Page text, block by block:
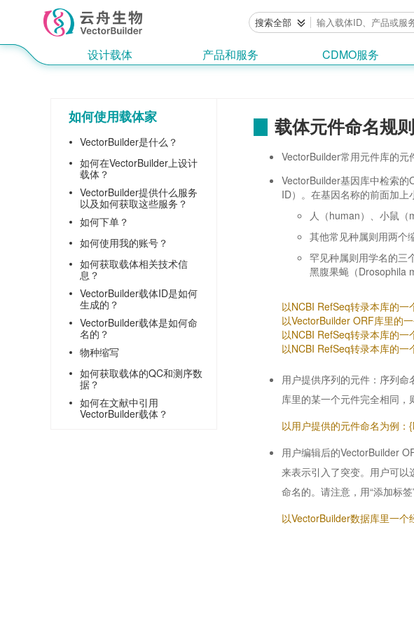
搜索全部
设计载体 产品和服务 CDMO服务
如何使用载体家
VectorBuilder是什么？
如何在VectorBuilder上设计
载体？
VectorBuilder提供什么服务
以及如何获取这些服务？
如何下单？
如何使用我的账号？
如何获取载体相关技术信
息？
VectorBuilder载体ID是如何
生成的？
VectorBuilder载体是如何命
名的？
物种缩写
如何获取载体的QC和测序数
据？
如何在文献中引用
VectorBuilder载体？
载体元件命名规
VectorBuilder常用元件库的
VectorBuilder基因库中检索
ID）。在基因名称的前面加上
人（human）、小鼠（
其他常见种属则用两个
罕见种属则用学名的三
黑腹果蝇（Drosophila
以NCBI RefSeq转录本库的
以VectorBuilder ORF库里的
以NCBI RefSeq转录本库的
以NCBI RefSeq转录本库的
用户提供序列的元件：序列
库里的某一个元件完全相同，
以用户提供的元件命名为例：
用户编辑后的VectorBuilder
来表示引入了突变。用户可
命名的。请注意，用“添加标
以VectorBuilder数据库里一